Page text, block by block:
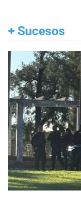
+ Sucesos